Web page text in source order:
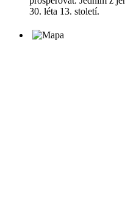
30. léta 13. století.